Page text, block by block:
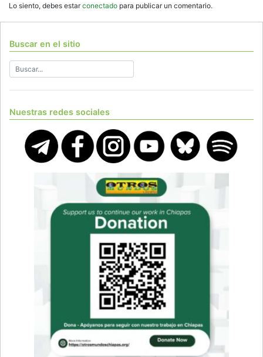
Lo siento, debes estarconectado para publicar un comentario.
Buscar en el sitio
Nuestras redes sociales